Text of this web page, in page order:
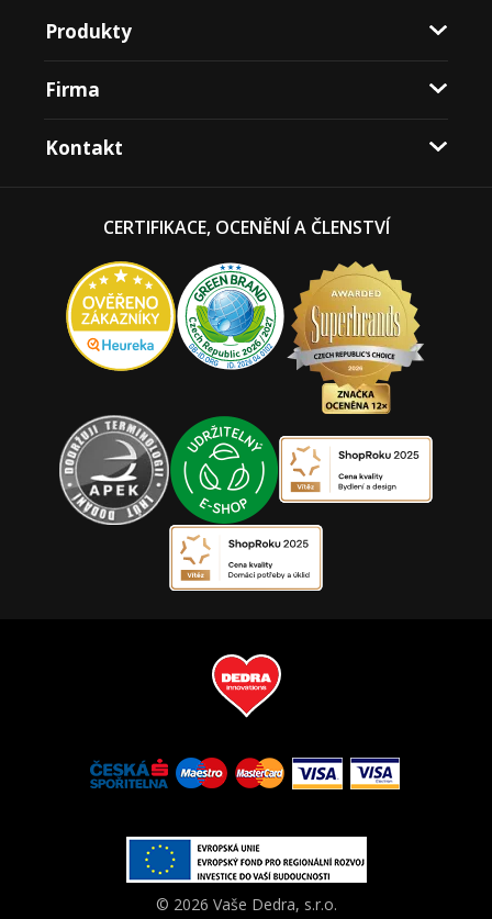
Produkty
Firma
Kontakt
CERTIFIKACE, OCENĚNÍ A ČLENSTVÍ
© 2026 Vaše Dedra, s.r.o.